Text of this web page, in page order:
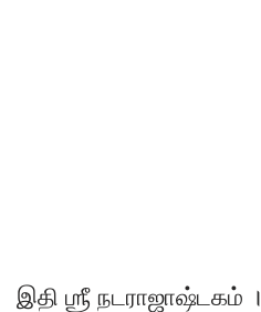
இதி ஶ்ரீ நடராஜாஷ்டகம் ।